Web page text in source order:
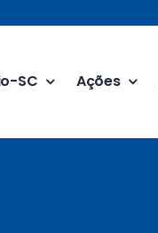
SC Ações